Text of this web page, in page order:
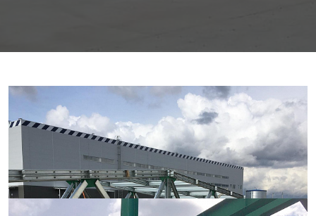
Склад
холодильный